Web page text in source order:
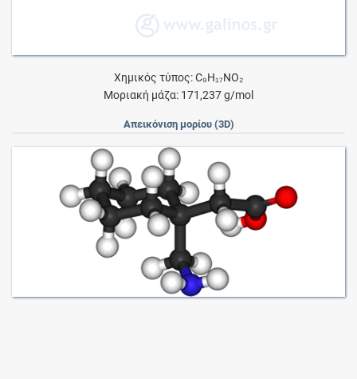
Χημικός τύπος: C₉H₁₇NO₂
Μοριακή μάζα: 171,237 g/mol
Απεικόνιση μορίου (3D)